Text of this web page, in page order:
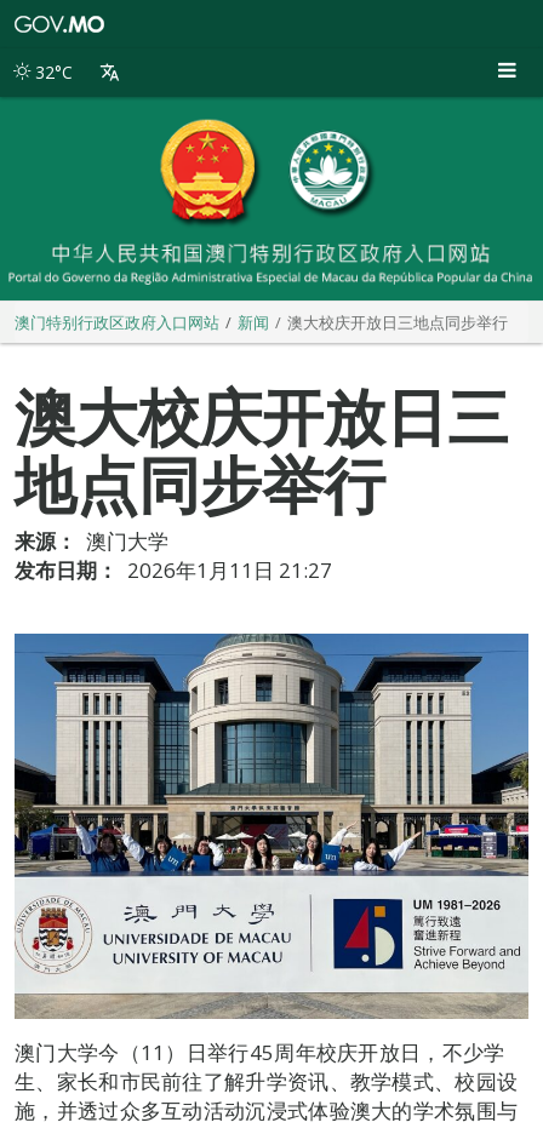
别
32°C
澳门特别行政区政府入口网站 新闻 澳大校庆开放日三地点同步举行
澳大校庆开放日三
地点同步举行
来源：
澳门大学
发布日期：
2026年1月11日 21:27
澳门大学今（11）日举行45周年校庆开放日，不少学
生、家长和市民前往了解升学资讯、教学模式、校园设
施，并透过众多互动活动沉浸式体验澳大的学术氛围与